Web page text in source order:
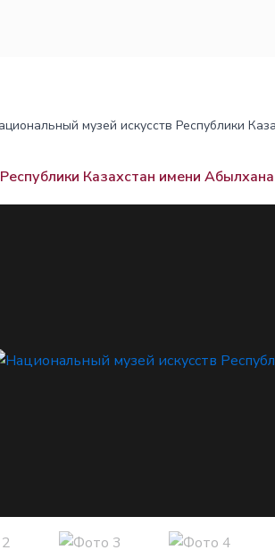
музей искусств Республики
Казахстан имени